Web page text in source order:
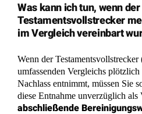
Was kann ich tun, wenn der
Testamentsvollstrecker
im Vergleich vereinbart
Wenn der
umfassenden Vergleichs
Nachlass entnimmt, müssen Sie
diese Entnahme unverzüglich als
abschließende